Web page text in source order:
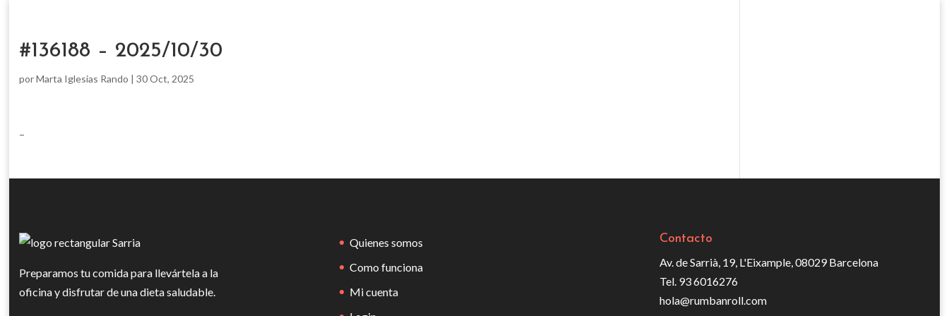
#136188 – 2025/10/30
porMarta Iglesias Rando | 30 Oct, 2025
–
Preparamos tu comida para llevártela a la
oficina y disfrutar de una dieta saludable.
Quienes somos
Como funciona
Mi cuenta
Contacto
Av. de Sarrià, 19, L'Eixample, 08029 Barcelona
Tel. 93 6016276
hola@rumbanroll.com